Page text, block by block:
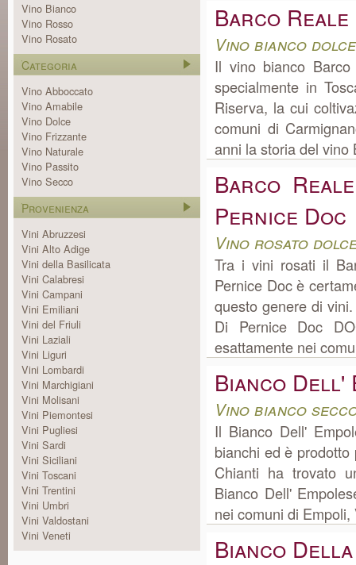
Vino Bianco
Vino Rosso
Vino Rosato
Categoria
Vino Abboccato
Vino Amabile
Vino Dolce
Vino Frizzante
Vino Naturale
Vino Passito
Vino Secco
Provenienza
Vini Abruzzesi
Vini Alto Adige
Vini della Basilicata
Vini Calabresi
Vini Campani
Vini Emiliani
Vini del Friuli
Vini Laziali
Vini Liguri
Vini Lombardi
Vini Marchigiani
Vini Molisani
Vini Piemontesi
Vini Pugliesi
Vini Sardi
Vini Siciliani
Vini Toscani
Vini Trentini
Vini Umbri
Vini Valdostani
Vini Veneti
Barco Reale
Vino bianco
Il vino bianco
specialmente in
Riserva, la cui
comuni di
anni la storia del vino
Barco
Pernice Doc
Vino rosato
Tra i vini rosati il
Pernice Doc è
questo genere di
Di Pernice Doc
esattamente nei
Bianco Dell'
Vino bianco
Il Bianco Dell'
bianchi ed è
Chianti ha trovato
Bianco Dell'
nei comuni di
Bianco